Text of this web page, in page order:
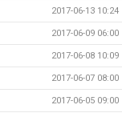
2017-06-13 10:24
2017-06-09 06:00
2017-06-08 10:09
2017-06-07 08:00
2017-06-05 09:00